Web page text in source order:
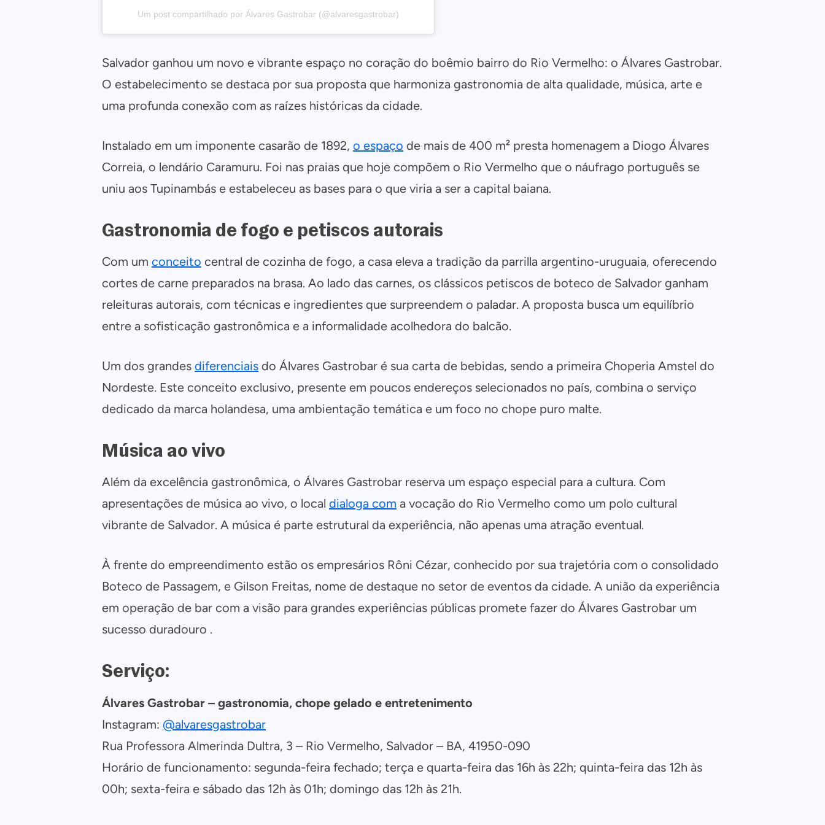
Um post compartilhado por Álvares Gastrobar (@alvaresgastrobar)
Salvador ganhou um novo e vibrante espaço no coração do boêmio bairro do Rio Vermelho: o Álvares Gastrobar.
O estabelecimento se destaca por sua proposta que harmoniza gastronomia de alta qualidade, música, arte e
uma profunda conexão com as raízes históricas da cidade.
Instalado em um imponente casarão de 1892, o espaço de mais de 400 m² presta homenagem a Diogo Álvares
Correia, o lendário Caramuru. Foi nas praias que hoje compõem o Rio Vermelho que o náufrago português se
uniu aos Tupinambás e estabeleceu as bases para o que viria a ser a capital baiana.
Gastronomia de fogo e petiscos autorais
Com um conceito central de cozinha de fogo, a casa eleva a tradição da parrilla argentino-uruguaia, oferecendo
cortes de carne preparados na brasa. Ao lado das carnes, os clássicos petiscos de boteco de Salvador ganham
releituras autorais, com técnicas e ingredientes que surpreendem o paladar. A proposta busca um equilíbrio
entre a sofisticação gastronômica e a informalidade acolhedora do balcão.
Um dos grandes diferenciais do Álvares Gastrobar é sua carta de bebidas, sendo a primeira Choperia Amstel do
Nordeste. Este conceito exclusivo, presente em poucos endereços selecionados no país, combina o serviço
dedicado da marca holandesa, uma ambientação temática e um foco no chope puro malte.
Música ao vivo
Além da excelência gastronômica, o Álvares Gastrobar reserva um espaço especial para a cultura. Com
apresentações de música ao vivo, o local dialoga com a vocação do Rio Vermelho como um polo cultural
vibrante de Salvador. A música é parte estrutural da experiência, não apenas uma atração eventual.
À frente do empreendimento estão os empresários Rôni Cézar, conhecido por sua trajetória com o consolidado
Boteco de Passagem, e Gilson Freitas, nome de destaque no setor de eventos da cidade. A união da experiência
em operação de bar com a visão para grandes experiências públicas promete fazer do Álvares Gastrobar um
sucesso duradouro .
Serviço:
Álvares Gastrobar – gastronomia, chope gelado e entretenimento
Instagram: @alvaresgastrobar
Rua Professora Almerinda Dultra, 3 – Rio Vermelho, Salvador – BA, 41950-090
Horário de funcionamento: segunda-feira fechado; terça e quarta-feira das 16h às 22h; quinta-feira das 12h às
00h; sexta-feira e sábado das 12h às 01h; domingo das 12h às 21h.